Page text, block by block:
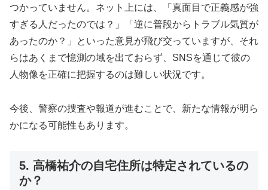
つかっていません。ネット上には、「真面目で正義感が強
すぎる人だったのでは？」「逆に普段からトラブル気質が
あったのか？」といった意見が飛び交っていますが、それ
らはあくまで憶測の域を出ておらず、SNSを通じて彼の
人物像を正確に把握するのは難しい状況です。
今後、警察の捜査や報道が進むことで、新たな情報が明ら
かになる可能性もあります。
5. 高橋祐介の自宅住所は特定されているの
か？